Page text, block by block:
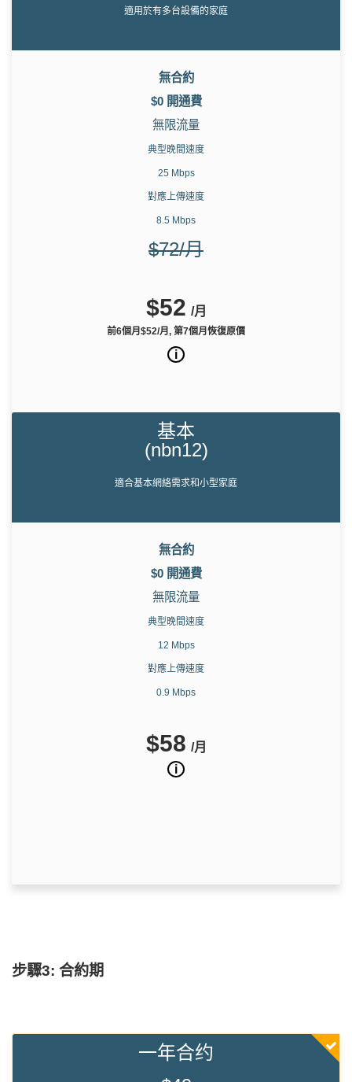
適用於有多台設備的家庭
無合約
$0 開通費
無限流量
典型晚間速度
25 Mbps
對應上傳速度
8.5 Mbps
$72/月
$52 /月
前6個月$52/月, 第7個月恢復原價
i
基本
(nbn12)
適合基本網絡需求和小型家庭
無合約
$0 開通費
無限流量
典型晚間速度
12 Mbps
對應上傳速度
0.9 Mbps
$58 /月
i
步驟3: 合約期
一年合约